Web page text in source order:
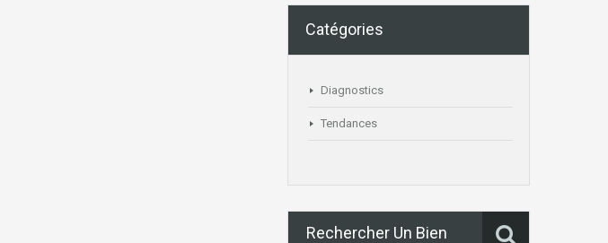
Catégories
Diagnostics
Tendances
Rechercher Un Bien